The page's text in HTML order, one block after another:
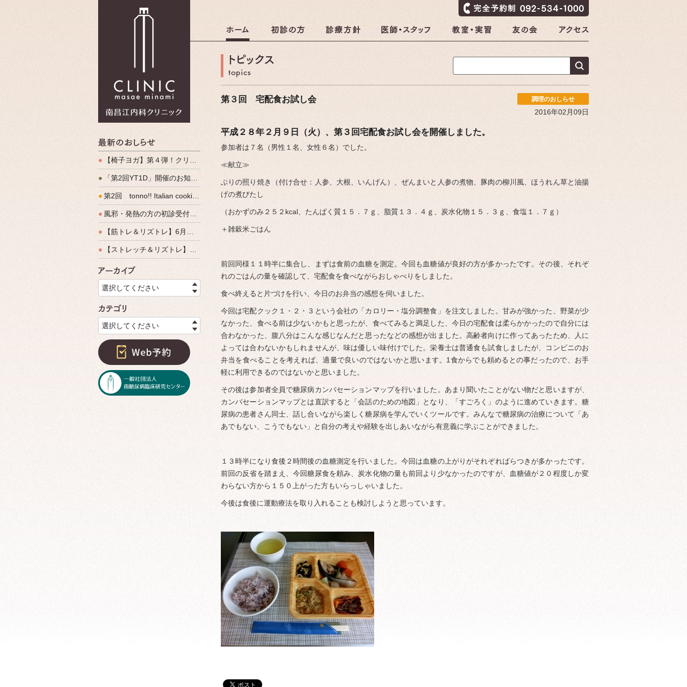
最新のおしらせ
●
【椅子ヨガ】第４弾！クリパルヨガ教室のご案内
● 「第2回YT1D」開催のお知らせ
●第2回 tonno!! Italian cooking 開催しました
● 風邪・発熱の方の初診受付（発熱外来）、始めます
● 【筋トレ＆リズトレ】6月特別運動教室開催のご案内
● 【ストレッチ＆リズトレ】特別運動教室開催のご案内
アーカイブ
選択してください
カテゴリ
選択してください
第３回 宅配食お試し会 調理のおしらせ
2016年02月09日
平成２８年２月９日（火）、第３回宅配食お試し会を開催しました。
参加者は７名（男性１名、女性６名）でした。
≪献立≫
ぶりの照り焼き（付け合せ：人参、大根、いんげん）、ぜんまいと人参の煮物、豚肉の柳川風、ほうれん草と油揚
げの煮びたし
（おかずのみ２５２kcal、たんぱく質１５．７ｇ、脂質１３．４ｇ、炭水化物１５．３ｇ、食塩１．７ｇ）
＋雑穀米ごはん
前回同様１１時半に集合し、まずは食前の血糖を測定。今回も血糖値が良好の方が多かったです。その後、それぞ
れのごはんの量を確認して、宅配食を食べながらおしゃべりをしました。
食べ終えると片づけを行い、今日のお弁当の感想を伺いました。
今回は宅配クック１・２・３という会社の「カロリー・塩分調整食」を注文しました。甘みが強かった、野菜が少
なかった、食べる前は少ないかもと思ったが、食べてみると満足した、今日の宅配食は柔らかかったので自分には
合わなかった、腹八分はこんな感じなんだと思ったなどの感想が出ました。高齢者向けに作ってあったため、人に
よっては合わないかもしれませんが、味は優しい味付けでした。栄養士は普通食も試食しましたが、コンビニのお
弁当を食べることを考えれば、適量で良いのではないかと思います。1食からでも頼めるとの事だったので、お手
軽に利用できるのではないかと思いました。
その後は参加者全員で糖尿病カンバセーションマップを行いました。あまり聞いたことがない物だと思いますが、
カンバセーションマップとは直訳すると「会話のための地図」となり、「すごろく」のように進めていきます。糖
尿病の患者さん同士、話し合いながら楽しく糖尿病を学んでいくツールです。みんなで糖尿病の治療について「あ
あでもない、こうでもない」と自分の考えや経験を出しあいながら有意義に学ぶことができました。
１３時半になり食後２時間後の血糖測定を行いました。今回は血糖の上がりがそれぞればらつきが多かったです。
前回の反省を踏まえ、今回糖尿食を頼み、炭水化物の量も前回より少なかったのですが、血糖値が２０程度しか変
わらない方から１５０上がった方もいらっしゃいました。
今後は食後に運動療法を取り入れることも検討しようと思っています。